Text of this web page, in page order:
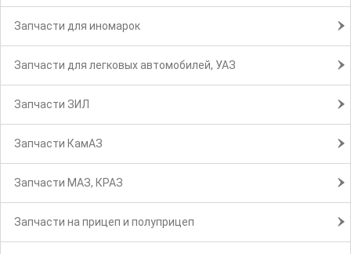
Запчасти для иномарок
Запчасти для легковых автомобилей, УАЗ
Запчасти ЗИЛ
Запчасти КамАЗ
Запчасти МАЗ, КРАЗ
Запчасти на прицеп и полуприцеп